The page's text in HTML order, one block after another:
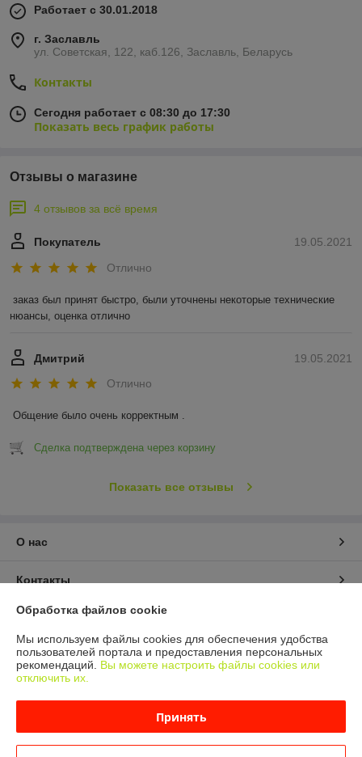
Работает с 30.01.2018
г. Заславль
ул. Советская, 122, каб.126, Заславль, Беларусь
Контакты
Сегодня работает с 08:30 до 17:30
Показать весь график работы
Отзывы о магазине
4 отзывов за всё время
19.05.2021
Покупатель
Отлично
заказ был принят быстро, были уточнены некоторые технические
нюансы, оценка отлично
19.05.2021
Дмитрий
Отлично
Общение было очень корректным .
Сделка подтверждена через корзину
Показать все отзывы
О нас
Контакты
Доставка и оплата
График работы
Политика обработки cookies
Обработка файлов cookie
Мы используем файлы cookies для обеспечения удобства
пользователей портала и предоставления персональных
рекомендаций. Вы можете настроить файлы cookies или
отключить их.
Принять